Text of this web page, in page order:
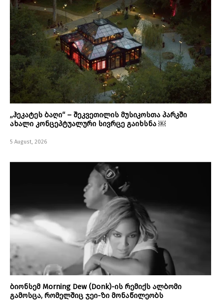
„ჰეკატეს ბაღი“ – შეკვეთილის მუსიკოსთა პარკში
ახალი კონცეპტუალური სივრცე გაიხსნა ￼
5 August, 2026
ბიონსემ Morning Dew (Donk)-ის რემიქს ალბომი
გამოსცა, რომელშიც ჯეი-ზი მონაწილეობს